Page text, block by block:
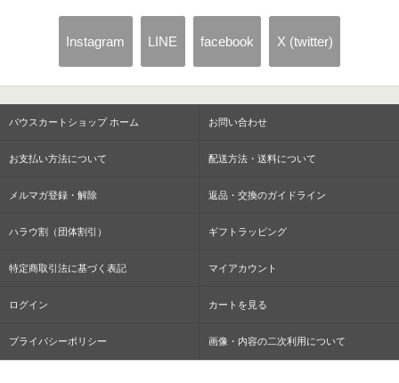
Instagram LINE facebook X (twitter)
パウスカートショップ ホーム お問い合わせ
お支払い方法について 配送方法・送料について
メルマガ登録・解除 返品・交換のガイドライン
ハラウ割（団体割引） ギフトラッピング
特定商取引法に基づく表記 マイアカウント
ログイン カートを見る
プライバシーポリシー 画像・内容の二次利用について